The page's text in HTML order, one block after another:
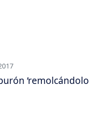
‘remolcándolo